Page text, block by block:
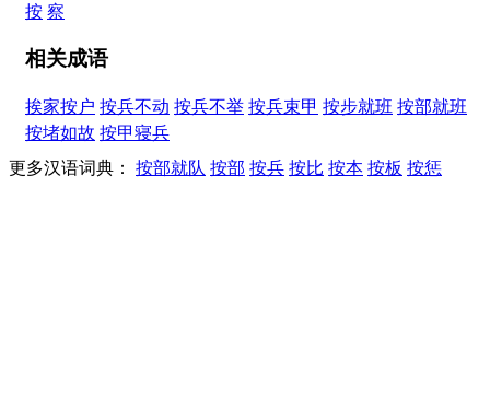
按 察
相关成语
挨家按户 按兵不动 按兵不举 按兵束甲 按步就班 按部就班
按堵如故 按甲寝兵
更多汉语词典： 按部就队 按部 按兵 按比 按本 按板 按惩